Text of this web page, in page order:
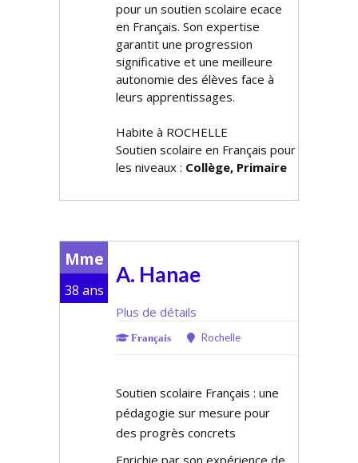
pour un soutien scolaire efficace
en Français. Son expertise
garantit une progression
significative et une meilleure
autonomie des élèves face à
leurs apprentissages.
Habite à ROCHELLE
Soutien scolaire en Français pour
les niveaux : Collège, Primaire
Mme
38 ans
A. Hanae
Plus de détails
Français Rochelle
Soutien scolaire Français : une
pédagogie sur mesure pour
des progrès concrets
Enrichie par son expérience de